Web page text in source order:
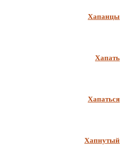
Хапанцы
Хапать
Хапаться
Хапнутый